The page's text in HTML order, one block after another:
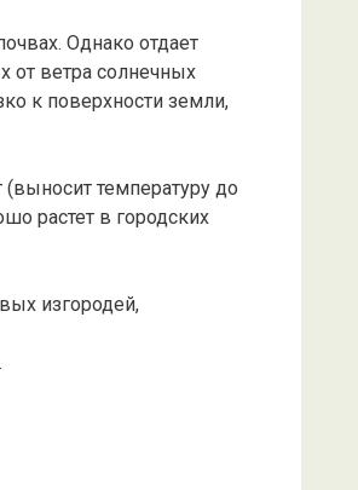
Однако отдает
от ветра солнечных
к поверхности земли,
(выносит температуру до
растет в городских
изгородей,